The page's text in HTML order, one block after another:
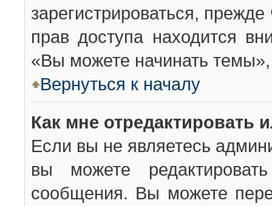
зарегистрироваться,
прав доступа находится
«Вы можете начинать
Вернуться к началу
Как мне отредактировать
Если вы не являетесь
вы можете
сообщения. Вы можете